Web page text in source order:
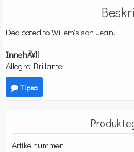
Dedicated to Willem's son Jean.
InnehÃ¥ll
Allegro Brillante
Tipsa
Artikelnummer